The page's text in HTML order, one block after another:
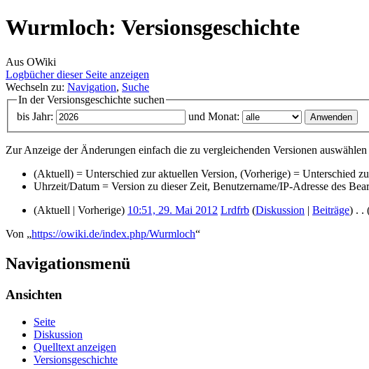
Wurmloch: Versionsgeschichte
Aus OWiki
Logbücher dieser Seite anzeigen
Wechseln zu: Navigation, Suche
In der Versionsgeschichte suchen
bis Jahr:
und Monat:
Zur Anzeige der Änderungen einfach die zu vergleichenden Versionen
(Aktuell) = Unterschied zur aktuellen Version, (Vorherige) = Unterschied
Uhrzeit/Datum = Version zu dieser Zeit, Benutzername/IP-Adresse des
(Aktuell | Vorherige) 10:51, 29. Mai 2012 Lrdfrb (Diskussion Beiträge) . .
Von „https://owiki.de/index.php/Wurmloch“
Navigationsmenü
Ansichten
Seite
Diskussion
Quelltext anzeigen
Versionsgeschichte